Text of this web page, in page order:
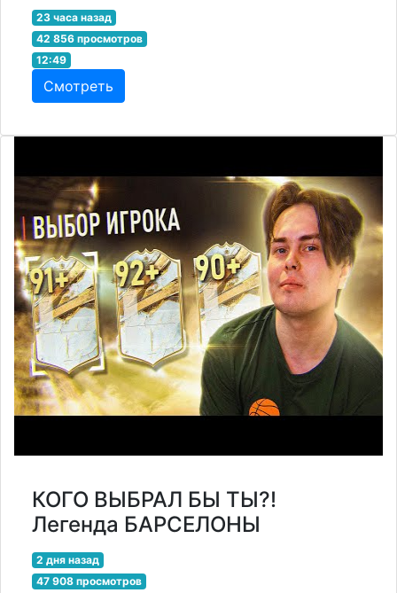
23 часа назад
42 856 просмотров
12:49
Смотреть
КОГО ВЫБРАЛ БЫ ТЫ?!
Легенда БАРСЕЛОНЫ
2 дня назад
47 908 просмотров